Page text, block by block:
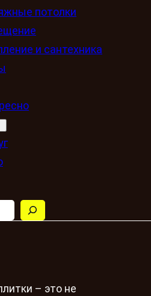
потолки
и сантехника
– это не